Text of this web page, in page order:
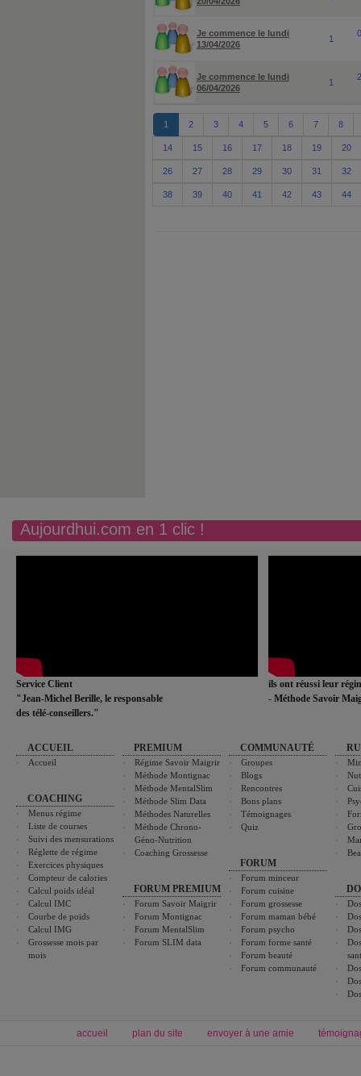
Je commence le lundi
13/04/2026
1
Je commence le lundi
06/04/2026
1
1 2 3 4 5 6 7 8
14 15 16 17 18 19 20
26 27 28 29 30 31 32
38 39 40 41 42 43 44
Aujourdhui.com en 1 clic !
Service Client
"Jean-Michel Berille, le responsable
des télé-conseillers."
ils ont réussi leur
- Méthode Savoir
ACCUEIL
Accueil
COACHING
Menus régime
Liste de courses
Suivi des mensurations
Réglette de régime
Exercices physiques
Compteur de calories
Calcul poids idéal
Calcul IMC
Courbe de poids
Calcul IMG
Grossesse mois par
mois
PREMIUM
Régime Savoir Maigrir
Méthode Montignac
Méthode MentalSlim
Méthode Slim Data
Méthodes Naturelles
Méthode Chrono-
Géno-Nutrition
Coaching Grossesse
FORUM PREMIUM
Forum Savoir Maigrir
Forum Montignac
Forum MentalSlim
Forum SLIM data
COMMUNAUTÉ
Groupes
Blogs
Rencontres
Bons plans
Témoignages
Quiz
FORUM
Forum minceur
Forum cuisine
Forum grossesse
Forum maman bébé
Forum psycho
Forum forme santé
Forum beauté
Forum communauté
accueil plan du site envoyer à une amie